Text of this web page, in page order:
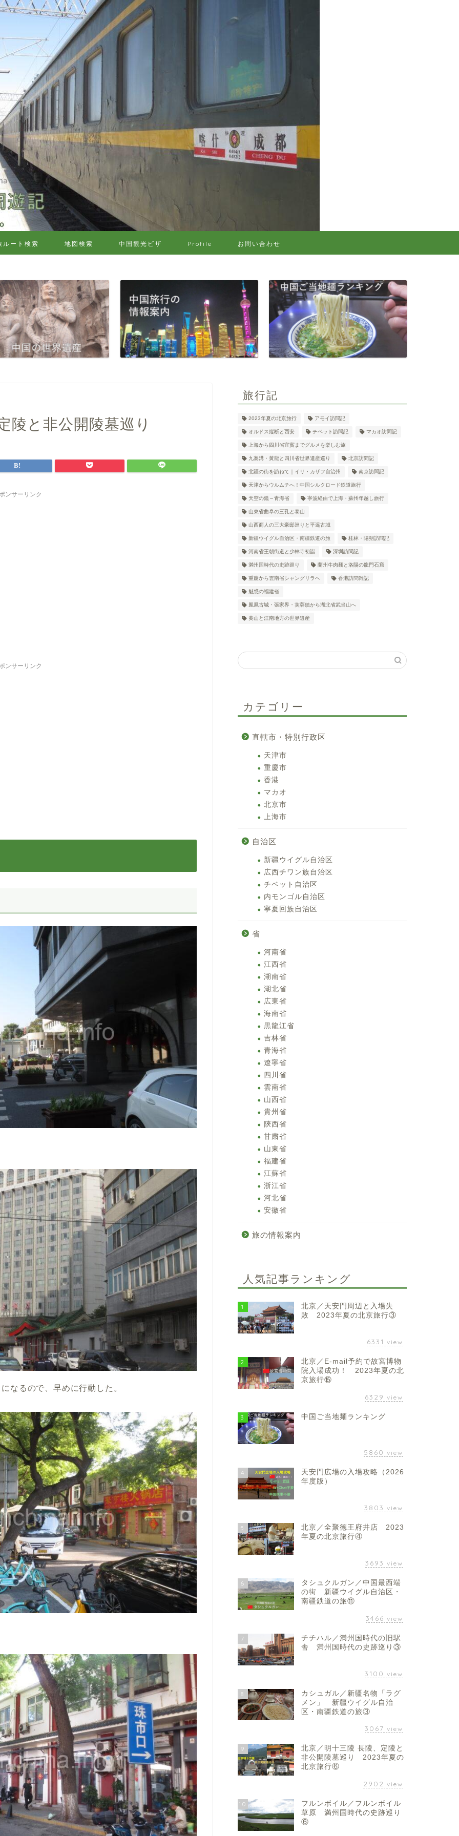
ルート検索 地図検索 中国観光ビザ Profile お問い合わせ
陵と非公開陵墓巡り
ンサーリンク
ンサーリンク
なるので、早めに行動した。
旅行記
2023年夏の北京旅行 アモイ訪問記
オルドス縦断と西安 チベット訪問記 マカオ訪問記
上海から四川省宜賓までグルメを楽しむ旅
九寨溝・黄龍と四川省世界遺産巡り 北京訪問記
北疆の街を訪ねて｜イリ・カザフ自治州 南京訪問記
天津からウルムチへ！中国シルクロード鉄道旅行
天空の鏡～青海省 寧波経由で上海・蘇州年越し旅行
山東省曲阜の三孔と泰山
山西商人の三大豪邸巡りと平遥古城
新疆ウイグル自治区・南疆鉄道の旅 桂林・陽朔訪問記
河南省王朝街道と少林寺初詣 深圳訪問記
満州国時代の史跡巡り 蘭州牛肉麺と洛陽の龍門石窟
重慶から雲南省シャングリラへ 香港訪問雑記
魅惑の福建省
鳳凰古城・張家界・芙蓉鎮から湖北省武当山へ
黄山と江南地方の世界遺産
カテゴリー
直轄市・特別行政区
天津市
重慶市
香港
マカオ
北京市
上海市
自治区
新疆ウイグル自治区
広西チワン族自治区
チベット自治区
内モンゴル自治区
寧夏回族自治区
省
河南省
江西省
湖南省
湖北省
広東省
海南省
黒龍江省
吉林省
青海省
遼寧省
四川省
雲南省
山西省
貴州省
陝西省
甘粛省
山東省
福建省
江蘇省
浙江省
河北省
安徽省
旅の情報案内
人気記事ランキング
1
北京／天安門周辺と入場失
敗 2023年夏の北京旅行③
6331 view
2
北京／E-mail予約で故宮博物
院入場成功！ 2023年夏の北
京旅行⑮
6329 view
3 中国ご当地麺ランキング
5860 view
4
天安門広場の入場攻略（2026
年度版）
3803 view
5
北京／全聚徳王府井店 2023
年夏の北京旅行④
3693 view
6
タシュクルガン／中国最西端
の街 新疆ウイグル自治区・
南疆鉄道の旅⑪
3466 view
7
チチハル／満州国時代の旧駅
舎 満州国時代の史跡巡り③
3100 view
8
カシュガル／新疆名物「ラグ
メン」 新疆ウイグル自治
区・南疆鉄道の旅③
3067 view
9
北京／明十三陵 長陵、定陵と
非公開陵墓巡り 2023年夏の
北京旅行⑥
2902 view
10
フルンボイル／フルンボイル
草原 満州国時代の史跡巡り
⑥